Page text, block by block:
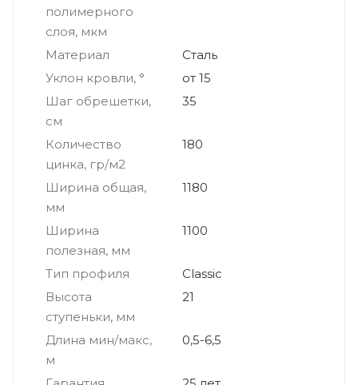
полимерного
слоя, мкм
Материал
Сталь
Уклон кровли, °
от 15
Шаг обрешетки,
см
35
Количество
цинка, гр/м2
180
Ширина общая,
мм
1180
Ширина
полезная, мм
1100
Тип профиля
Classic
Высота
ступеньки, мм
21
Длина мин/макс,
м
0,5-6,5